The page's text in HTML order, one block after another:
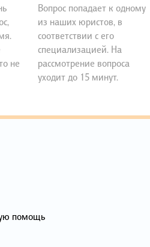
не
Вопрос попадает к одному
из наших юристов, в
соответствии с его
специализацией. На
рассмотрение вопроса
уходит до 15 минут.
помощь